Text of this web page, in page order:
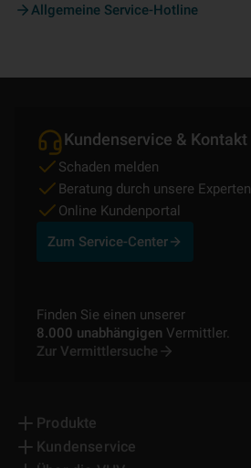
Allgemeine Service-Hotline
Kundenservice & Kontakt
Schaden melden
Beratung durch unsere Experten
Online Kundenportal
Zum Service-Center
Finden Sie einen unserer
8.000 unabhängigen Vermittler.
Zur Vermittlersuche
Produkte
Kundenservice